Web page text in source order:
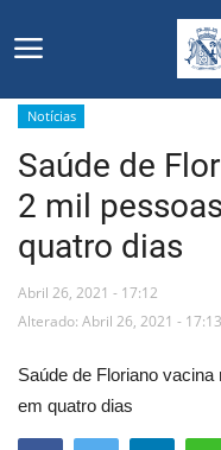
Início
Editais
Floriano
Mural de Licitações
Notícias
Saúde de
2 mil
quatro dias
Abril 26, 2021 - 17:12
Alterado: Abril 26, 2021 - 17:13
Saúde de Floriano
em quatro dias